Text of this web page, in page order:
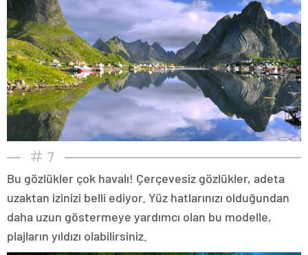
7
Bu gözlükler çok havalı! Çerçevesiz gözlükler, adeta
uzaktan izinizi belli ediyor. Yüz hatlarınızı olduğundan
daha uzun göstermeye yardımcı olan bu modelle,
plajların yıldızı olabilirsiniz.